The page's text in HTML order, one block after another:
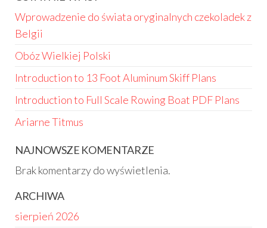
Wprowadzenie do świata oryginalnych czekoladek z
Belgii
Obóz Wielkiej Polski
Introduction to 13 Foot Aluminum Skiff Plans
Introduction to Full Scale Rowing Boat PDF Plans
Ariarne Titmus
NAJNOWSZE KOMENTARZE
Brak komentarzy do wyświetlenia.
ARCHIWA
sierpień 2026